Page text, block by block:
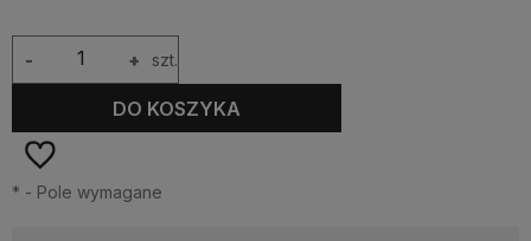
+
- szt.
DO KOSZYKA
* - Pole wymagane